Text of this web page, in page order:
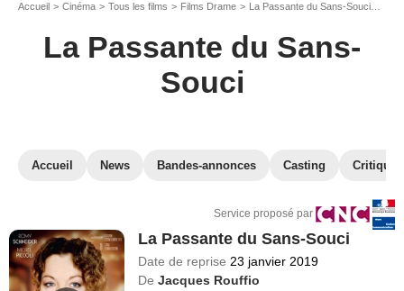
Accueil Cinéma Tous les films Films Drame La Passante du Sans-Souci
La Passante du Sans-
Souci
Accueil News Bandes-annonces Casting
Service proposé par
La Passante du Sans-Souci
Date de reprise 23 janvier 2019
De Jacques Rouffio